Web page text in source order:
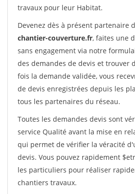
travaux pour leur Habitat.
Devenez dès à présent partenaire
chantier-couverture.fr, faites une
sans engagement via notre
des demandes de devis et trouver
fois la demande validée, vous
de devis enregistrées depuis les
tous les partenaires du réseau.
Toutes les demandes devis sont
service Qualité avant la mise en
qui permet de vérifier la véracité
devis. Vous pouvez rapidement
les particuliers pour réaliser
chantiers travaux.